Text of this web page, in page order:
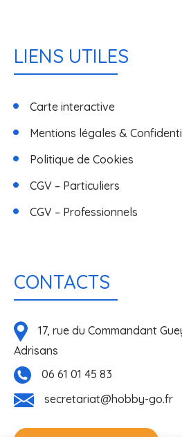
LIENS UTILES
Carte interactive
Mentions légales &
Politique de Cookies
CGV – Particuliers
CGV – Professionnels
CONTACTS
17, rue du Commandant
Adrisans
06 61 01 45 83
secretariat@hobby-go.fr